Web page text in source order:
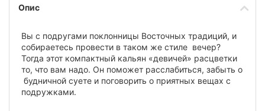
Опис
Вы с подругами поклонницы Восточных традиций, и
собираетесь провести в таком же стиле вечер?
Тогда этот компактный кальян «девичей» расцветки
то, что вам надо. Он поможет расслабиться, забыть о
будничной суете и поговорить о приятных вещах с
подружками.